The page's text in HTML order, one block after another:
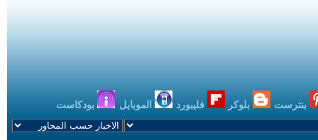
بنترست بلوكر فليبورد الموبايل بودكاست